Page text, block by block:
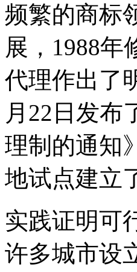
频繁的商标
展，1988年
代理作出了
月22日发布
理制的通知
地试点建立
实践证明可
许多城市设